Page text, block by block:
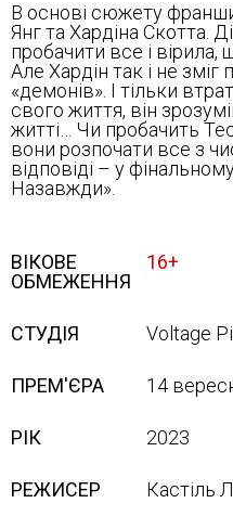
В основі сюжету
Янг та Хардіна Скотта.
пробачити все і вірила,
Але Хардін так і не зміг
«демонів». І тільки
свого життя, він
житті… Чи пробачить
вони розпочати все з
відповіді – у
Назавжди».
ВІКОВЕ
ОБМЕЖЕННЯ
16+
СТУДІЯ Voltage
ПРЕМ'ЄРА 14
РІК 2023
РЕЖИСЕР Кастіль